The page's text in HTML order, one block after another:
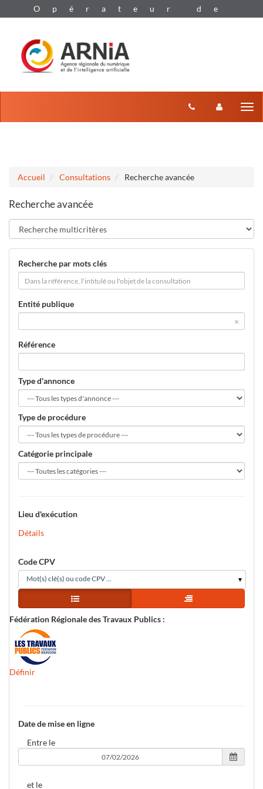
Accueil Consultations Recherche avancée
Recherche avancée
Recherche par mots clés
Entité publique
×
Référence
Type d'annonce
Type de procédure
Catégorie principale
Lieu d'exécution
Détails
Code CPV
Mot(s) clé(s) ou code CPV ...
Vue simple
Vue arborescence
Fédération Régionale des Travaux Publics :
Définir
Date de mise en ligne
Entre le
et le